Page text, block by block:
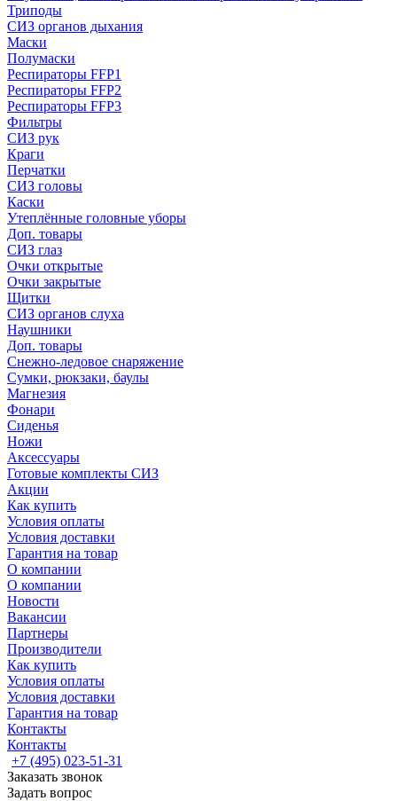
Триподы
СИЗ органов дыхания
Маски
Полумаски
Респираторы FFP1
Респираторы FFP2
Респираторы FFP3
Фильтры
СИЗ рук
Краги
Перчатки
СИЗ головы
Каски
Утеплённые головные уборы
Доп. товары
СИЗ глаз
Очки открытые
Очки закрытые
Щитки
СИЗ органов слуха
Наушники
Доп. товары
Снежно-ледовое снаряжение
Сумки, рюкзаки, баулы
Магнезия
Фонари
Сиденья
Ножи
Аксессуары
Готовые комплекты СИЗ
Акции
Как купить
Условия оплаты
Условия доставки
Гарантия на товар
О компании
О компании
Новости
Вакансии
Партнеры
Производители
Как купить
Условия оплаты
Условия доставки
Гарантия на товар
Контакты
Контакты
+7 (495) 023-51-31
Заказать звонок
Задать вопрос